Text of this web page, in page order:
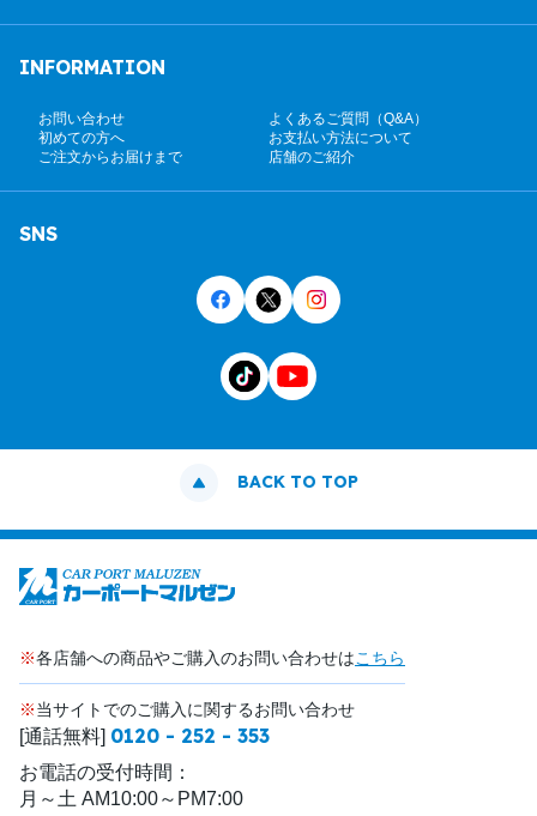
INFORMATION
お問い合わせ
よくあるご質問（Q&A）
初めての方へ
お支払い方法について
ご注文からお届けまで
店舗のご紹介
SNS
BACK TO TOP
※各店舗への商品やご購入のお問い合わせはこちら
※当サイトでのご購入に関するお問い合わせ
[通話無料] 0120 - 252 - 353
お電話の受付時間：
月～土 AM10:00～PM7:00